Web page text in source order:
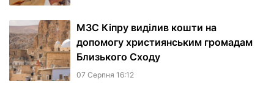
МЗС Кіпру виділив кошти на
допомогу християнським громадам
Близького Сходу
07 Серпня 16:12